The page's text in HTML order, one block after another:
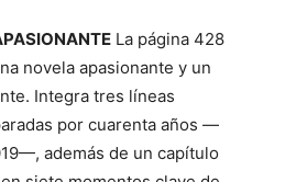
La página 428
novela apasionante y un
Integra tres líneas
por cuarenta años —
además de un capítulo